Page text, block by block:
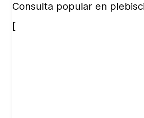
Consulta popular en
[